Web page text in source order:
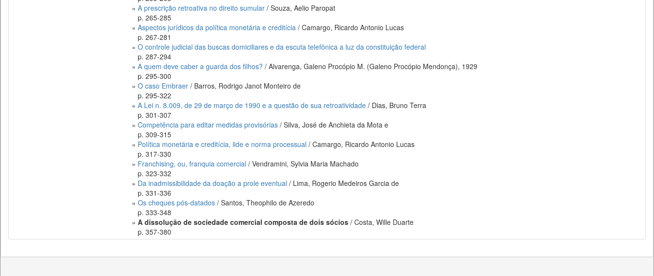
» A prescrição retroativa no direito sumular / Souza, Aelio Paropat
p. 265-285
» Aspectos jurídicos da política monetária e creditícia / Camargo, Ricardo Antonio Lucas
p. 267-281
» O controle judicial das buscas domiciliares e da escuta telefônica a luz da constituição federal
p. 287-294
» A quem deve caber a guarda dos filhos? / Alvarenga, Galeno Procópio M. (Galeno Procópio Mendonça), 1929
p. 295-300
» O caso Embraer / Barros, Rodrigo Janot Monteiro de
p. 295-322
» A Lei n. 8.009, de 29 de março de 1990 e a questão de sua retroatividade / Dias, Bruno Terra
p. 301-307
» Competência para editar medidas provisórias / Silva, José de Anchieta da Mota e
p. 309-315
» Política monetária e creditícia, lide e norma processual / Camargo, Ricardo Antonio Lucas
p. 317-330
» Franchising, ou, franquia comercial / Vendramini, Sylvia Maria Machado
p. 323-332
» Da inadmissibilidade da doação a prole eventual / Lima, Rogerio Medeiros Garcia de
p. 331-336
» Os cheques pós-datados / Santos, Theophilo de Azeredo
p. 333-348
» A dissolução de sociedade comercial composta de dois sócios / Costa, Wille Duarte
p. 357-380